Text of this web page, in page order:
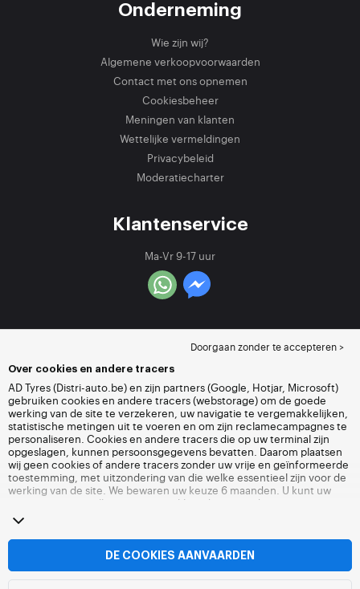
Onderneming
Wie zijn wij?
Algemene verkoopvoorwaarden
Contact met ons opnemen
Cookiesbeheer
Meningen van klanten
Wettelijke vermeldingen
Privacybeleid
Moderatiecharter
Klantenservice
Ma-Vr 9-17 uur
Doorgaan zonder te accepteren >
Over cookies en andere tracers
AD Tyres (Distri-auto.be) en zijn partners (Google, Hotjar, Microsoft)
gebruiken cookies en andere tracers (webstorage) om de goede
werking van de site te verzekeren, uw navigatie te vergemakkelijken,
statistische metingen uit te voeren en om zijn reclamecampagnes te
personaliseren. Cookies en andere tracers die op uw terminal zijn
opgeslagen, kunnen persoonsgegevens bevatten. Daarom plaatsen
wij geen cookies of andere tracers zonder uw vrije en geïnformeerde
toestemming, met uitzondering van die welke essentieel zijn voor de
werking van de site. We bewaren uw keuze 6 maanden. U kunt uw
toestemming op elk moment intrekken door naar de pagina over
cookies en andere tracers
surfen zonder het deponeren van cookies of andere tracers te
aanvaarden. Weigering verhindert de toegang tot diensten niet Distri-
auto.be. Voor meer informatie,bezoek de cookies en andere tracers
pagina.
DE COOKIES AANVAARDEN